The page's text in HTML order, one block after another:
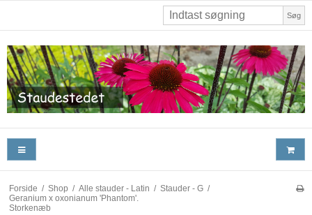
Søg
Forside / Shop / Alle stauder - Latin / Stauder - G /
Geranium x oxonianum 'Phantom'.
Storkenæb